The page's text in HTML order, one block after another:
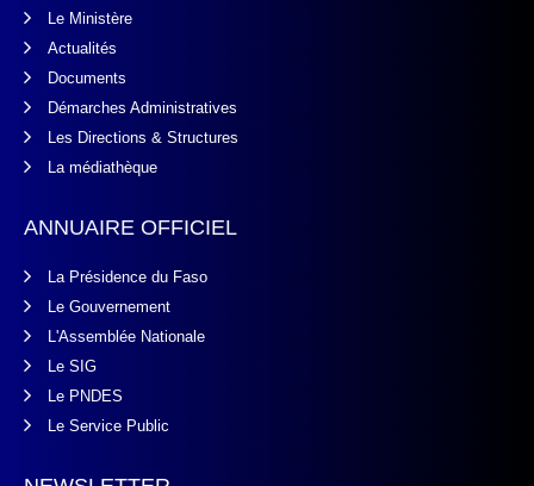
Le Ministère
Actualités
Documents
Démarches Administratives
Les Directions & Structures
La médiathèque
ANNUAIRE OFFICIEL
La Présidence du Faso
Le Gouvernement
L'Assemblée Nationale
Le SIG
Le PNDES
Le Service Public